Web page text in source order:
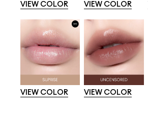
VIEW COLOR VIEW COLOR
VIEW COLOR VIEW COLOR